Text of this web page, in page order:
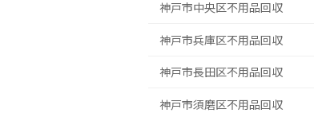
神戸市中央区不用品回収
神戸市兵庫区不用品回収
神戸市長田区不用品回収
神戸市須磨区不用品回収